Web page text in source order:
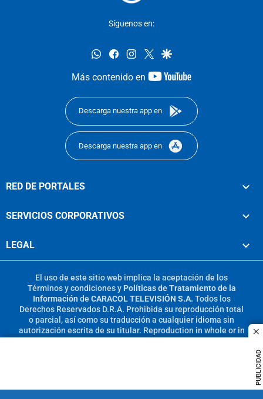
PUBLICIDAD
Síguenos en:
whatsappfacebookinstagram
twittergoogle
Más contenido en
youtube-
Descarga nuestra app en
Descarga nuestra app en
RED DE PORTALES
SERVICIOS CORPORATIVOS
LEGAL
El uso de este sitio web implica la aceptación de los
Términos y condicionesy Políticas de Tratamiento de la
Información de CARACOL TELEVISIÓN S.A. Todos los
Derechos Reservados D.R.A. Prohibida su reproducción total
o parcial, así como su traducción a cualquier idioma sin
autorización escrita de su titular. Reproduction in whole or in